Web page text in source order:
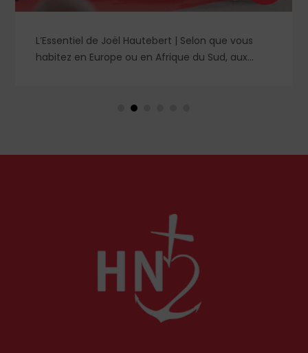
L’Essentiel de Joël Hautebert | Selon que vous
habitez en Europe ou en Afrique du Sud, aux
événements aux Pays-Bas ou en Irlande
comme l'a rappelé Léon XIV récemment.